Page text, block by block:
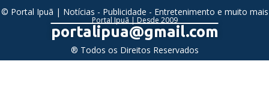
© Portal Ipuã | Notícias - Publicidade - Entretenimento e muito mais
Portal Ipuã | Desde 2009
portalipua@gmail.com
® Todos os Direitos Reservados